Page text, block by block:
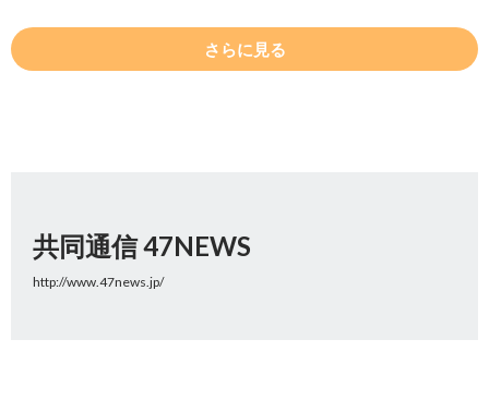
さらに見る
共同通信 47NEWS
http://www.47news.jp/